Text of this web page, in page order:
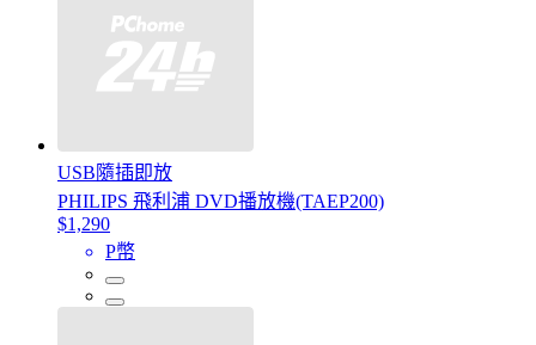
USB隨插即放
PHILIPS 飛利浦 DVD播放機(TAEP200)
$1,290
P幣